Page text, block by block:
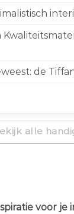
de
alle
voor je